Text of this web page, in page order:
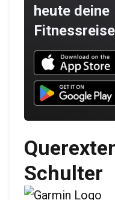
heute deine
Download
Download
Schulter